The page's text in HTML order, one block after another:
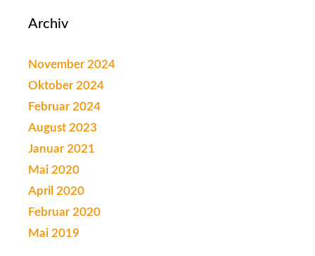
Archiv
November 2024
Oktober 2024
Februar 2024
August 2023
Januar 2021
Mai 2020
April 2020
Februar 2020
Mai 2019